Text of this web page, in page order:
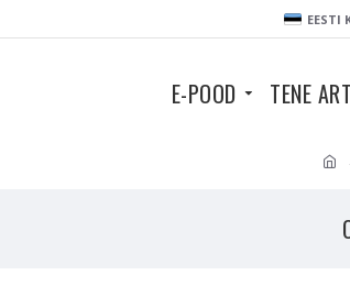
EESTI
E-POOD TENE